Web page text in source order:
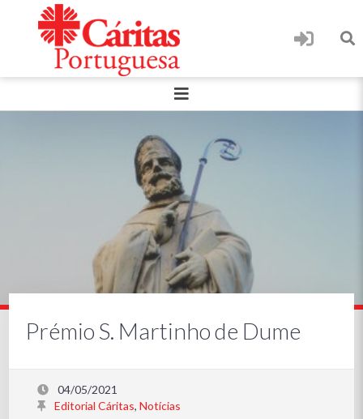
Prémio S. Martinho de Dume
04/05/2021
Editorial Cáritas,Notícias